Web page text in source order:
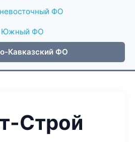
ФО
Южный ФО
Кавказский ФО
Строй